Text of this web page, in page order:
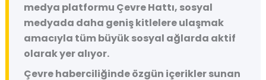
medya platformu Çevre Hattı, sosyal
medyada daha geniş kitlelere ulaşmak
amacıyla tüm büyük sosyal ağlarda aktif
olarak yer alıyor.
Çevre haberciliğinde özgün içerikler sunan